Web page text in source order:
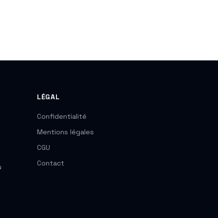
LÉGAL
Confidentialité
Mentions légales
CGU
Contact